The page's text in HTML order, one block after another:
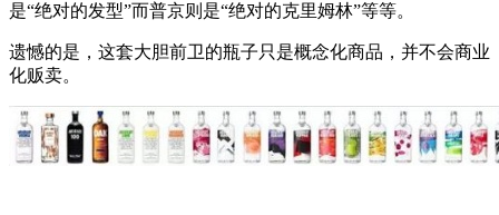
是“绝对的发型”而普京则是“绝对的克里姆林”等等。
遗憾的是，这套大胆前卫的瓶子只是概念化商品，并不会商业
化贩卖。